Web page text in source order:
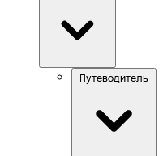
Путеводитель